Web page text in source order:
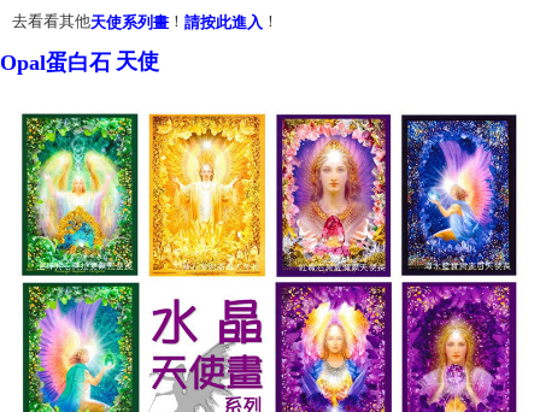
去看看其他天使系列畫 ！ 請按此進入 ！
Opal蛋白石 天使